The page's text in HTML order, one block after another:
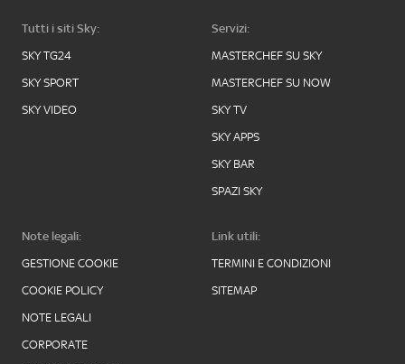
Tutti i siti Sky:
SKY TG24
SKY SPORT
SKY VIDEO
Servizi:
MASTERCHEF SU SKY
MASTERCHEF SU NOW
SKY TV
SKY APPS
SKY BAR
SPAZI SKY
Note legali:
GESTIONE COOKIE
COOKIE POLICY
NOTE LEGALI
CORPORATE
Link utili:
TERMINI E CONDIZIONI
SITEMAP